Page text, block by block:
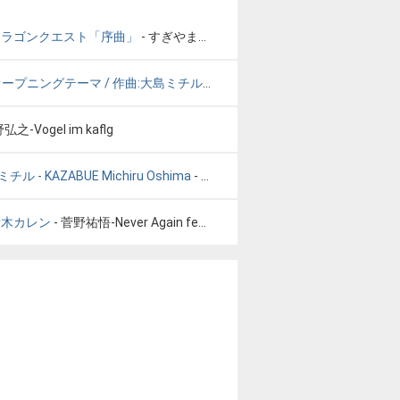
ゴンクエスト「序曲」 - すぎやまこういち 交響組曲ドラゴンクエスト「序曲」
プニングテーマ / 作曲:大島ミチル
弘之-Vogel im kaflg
ル - KAZABUE Michiru Oshima - Seiya Ueno plays 風笛 大島ミチル - KAZABUE Michiru Oshima
カレン - 菅野祐悟-Never Again feat.青木カレン